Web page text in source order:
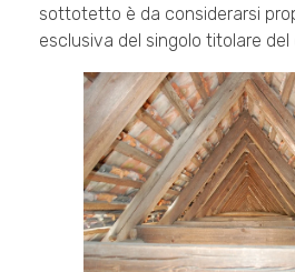
sottotetto è da considerarsi
esclusiva del singolo titolare del